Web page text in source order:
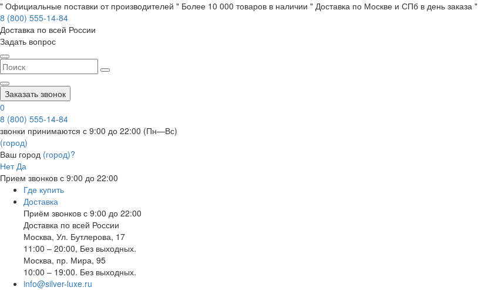
" Официальные поставки от производителей " Более 10 000 товаров в наличии " Доставка по Москве и СПб в день заказа "
8 (800) 555-14-84
Доставка по всей России
Задать вопрос
Заказать звонок
0
8 (800) 555-14-84
звонки принимаются с 9:00 до 22:00 (Пн—Вс)
(город)
Ваш город (город)?
Нет Да
Прием звонков с 9:00 до 22:00
Где купить
Доставка
Приём звонков с 9:00 до 22:00
Доставка по всей России
Москва, Ул. Бутлерова, 17
11:00 – 20:00, Без выходных.
Москва, пр. Мира, 95
10:00 – 19:00. Без выходных.
info@silver-luxe.ru